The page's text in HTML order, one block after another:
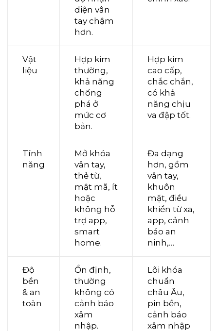
diện vân
tay chậm
hơn.
Vật
liệu
Hợp kim
thường,
khả năng
chống
phá ở
mức cơ
bản.
Hợp kim
cao cấp,
chắc chắn,
có khả
năng chịu
va đập tốt.
Tính
năng
Mở khóa
vân tay,
thẻ từ,
mật mã, ít
hoặc
không hỗ
trợ app,
smart
home.
Đa dạng
hơn, gồm
vân tay,
khuôn
mặt, điều
khiển từ xa,
app, cảnh
báo an
ninh,…
Độ
bền
& an
toàn
Ổn định,
thường
không có
cảnh báo
xâm
nhập.
Lõi khóa
chuẩn
châu Âu,
pin bền,
cảnh báo
xâm nhập